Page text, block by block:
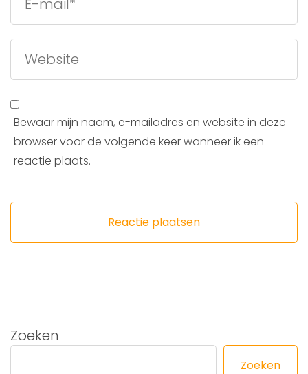
Bewaar mijn naam, e-mailadres en website in deze
browser voor de volgende keer wanneer ik een
reactie plaats.
Zoeken
Zoeken